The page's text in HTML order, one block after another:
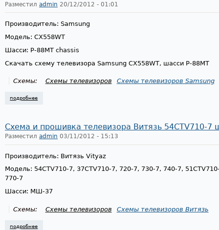
Разместил admin 20/12/2012 - 01:01
Производитель: Samsung
Модель: CX558WT
Шасси: P-88MT chassis
Скачать схему телевизора Samsung CX558WT, шасси P-88MT
Схемы: Схемы телевизоров Схемы телевизоров Samsung
подробнее
Схема и прошивка телевизора Витязь 54CTV710-
Разместил admin 03/11/2012 - 15:13
Производитель: Витязь Vityaz
Модель: 54CTV710-7, 37CTV710-7, 720-7, 730-7, 740-7,
770-7
Шасси: МШ-37
Схемы: Схемы телевизоров Схемы телевизоров Витязь
подробнее